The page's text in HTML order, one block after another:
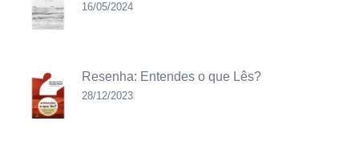
16/05/2024
Resenha: Entendes o que Lês?
28/12/2023